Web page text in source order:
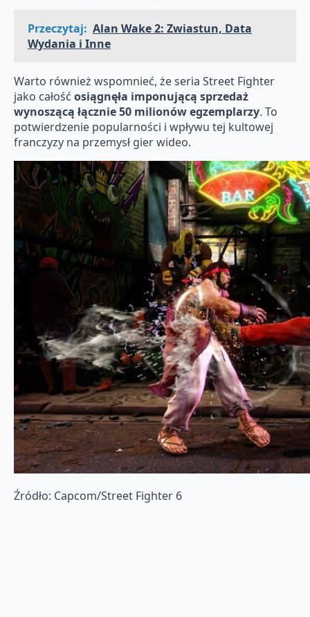
Przeczytaj: Alan Wake 2: Zwiastun, Data
Wydania i Inne
Warto również wspomnieć, że seria Street Fighter
jako całość osiągnęła imponującą sprzedaż
wynoszącą łącznie 50 milionów egzemplarzy. To
potwierdzenie popularności i wpływu tej kultowej
franczyzy na przemysł gier wideo.
Źródło: Capcom/Street Fighter 6